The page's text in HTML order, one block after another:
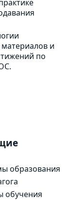
и
по
образования
обучения